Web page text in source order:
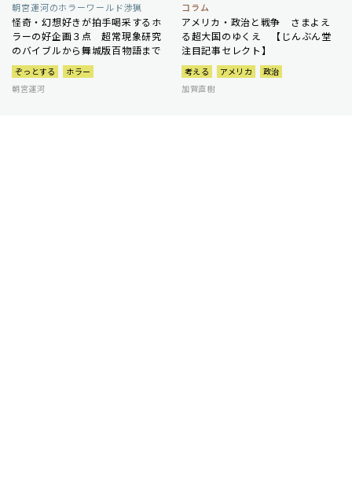
朝宮運河のホラーワールド渉猟
怪奇・幻想好きが拍手喝采するホ
ラーの好企画３点 超常現象研究
のバイブルから舞城版百物語まで
ぞっとする
ホラー
朝宮運河
コラム
アメリカ・政治と戦争 さまよえ
る超大国のゆくえ 【じんぶん堂
注目記事セレクト】
考える アメリカ
政治
加賀直樹